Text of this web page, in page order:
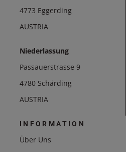
4773 Eggerding
AUSTRIA
Niederlassung
Passauerstrasse 9
4780 Schärding
AUSTRIA
INFORMATION
Über Uns